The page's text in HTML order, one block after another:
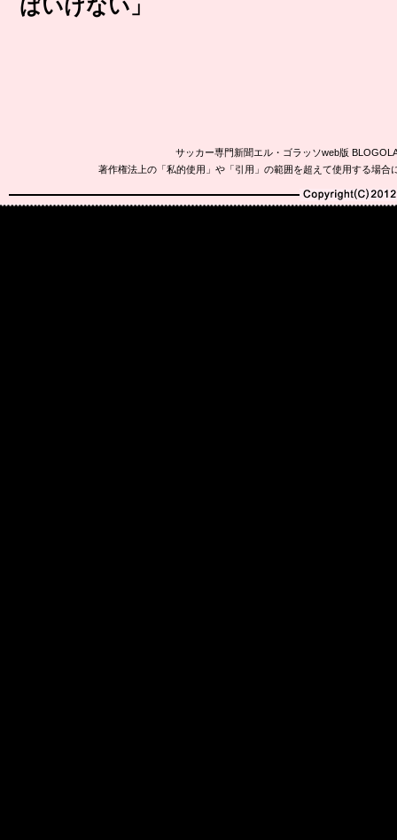
ばいけない」
サッカー専門新聞エル・ゴラッソweb版
著作権法上の「私的使用」や「引用」の範囲を超えて使用する場
Copyright(C)2010-